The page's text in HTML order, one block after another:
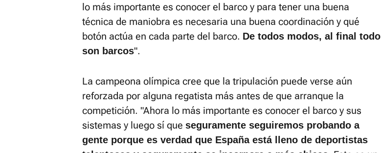
lo más importante es conocer el barco y para tener una buena
técnica de maniobra es necesaria una buena coordinación y qué
botón actúa en cada parte del barco. De todos modos, al final todo
son barcos".
La campeona olímpica cree que la tripulación puede verse aún
reforzada por alguna regatista más antes de que arranque la
competición. "Ahora lo más importante es conocer el barco y sus
sistemas y luego sí que seguramente seguiremos probando a
gente porque es verdad que España está lleno de deportistas